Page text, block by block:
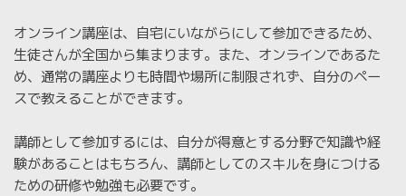
オンライン講座は、自宅にいながらにして参加できるため、
生徒さんが全国から集まります。また、オンラインであるた
め、通常の講座よりも時間や場所に制限されず、自分のペー
スで教えることができます。
講師として参加するには、自分が得意とする分野で知識や経
験があることはもちろん、講師としてのスキルを身につける
ための研修や勉強も必要です。